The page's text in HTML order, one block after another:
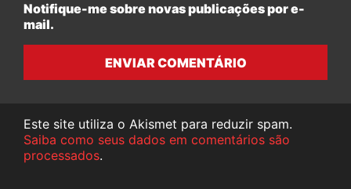
Notifique-me sobre novas publicações por e-
mail.
ENVIAR COMENTÁRIO
Este site utiliza o Akismet para reduzir spam.
Saiba como seus dados em comentários são
processados.